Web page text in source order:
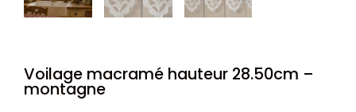
Voilage macramé hauteur 28.50cm –
montagne